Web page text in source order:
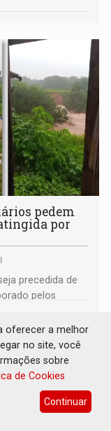
pedem
por
precedida de
pelos
oferecer a melhor
no site, você
sobre
de Cookies
Continuar